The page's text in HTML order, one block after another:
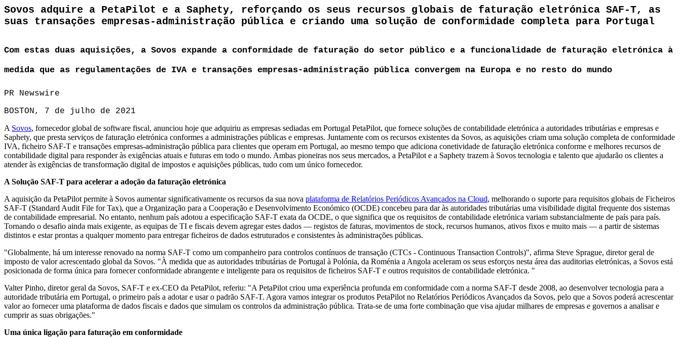
Sovos adquire a PetaPilot e a Saphety, reforçando os seus recursos globais de faturação eletrónica SAF-T, as
suas transações empresas-administração pública e criando uma solução de conformidade completa para Portugal
Com estas duas aquisições, a Sovos expande a conformidade de faturação do setor público e a funcionalidade de faturação eletrónica à
medida que as regulamentações de IVA e transações empresas-administração pública convergem na Europa e no resto do mundo
PR Newswire
BOSTON, 7 de julho de 2021
A Sovos, fornecedor global de software fiscal, anunciou hoje que adquiriu as empresas sediadas em Portugal PetaPilot, que fornece soluções de contabilidade eletrónica a autoridades tributárias e empresas e
Saphety, que presta serviços de faturação eletrónica conformes a administrações públicas e empresas. Juntamente com os recursos existentes da Sovos, as aquisições criam uma solução completa de conformidade
IVA, ficheiro SAF-T e transações empresas-administração pública para clientes que operam em Portugal, ao mesmo tempo que adiciona conetividade de faturação eletrónica conforme e melhores recursos de
contabilidade digital para responder às exigências atuais e futuras em todo o mundo. Ambas pioneiras nos seus mercados, a PetaPilot e a Saphety trazem à Sovos tecnologia e talento que ajudarão os clientes a
atender às exigências de transformação digital de impostos e aquisições públicas, tudo com um único fornecedor.
A Solução SAF-T para acelerar a adoção da faturação eletrónica
A aquisição da PetaPilot permite à Sovos aumentar significativamente os recursos da sua nova plataforma de Relatórios Periódicos Avançados na Cloud, melhorando o suporte para requisitos globais de Ficheiros
SAF-T (Standard Audit File for Tax), que a Organização para a Cooperação e Desenvolvimento Económico (OCDE) concebeu para dar às autoridades tributárias uma visibilidade digital frequente dos sistemas
de contabilidade empresarial. No entanto, nenhum país adotou a especificação SAF-T exata da OCDE, o que significa que os requisitos de contabilidade eletrónica variam substancialmente de país para país.
Tornando o desafio ainda mais exigente, as equipas de TI e fiscais devem agregar estes dados — registos de faturas, movimentos de stock, recursos humanos, ativos fixos e muito mais — a partir de sistemas
distintos e estar prontas a qualquer momento para entregar ficheiros de dados estruturados e consistentes às administrações públicas.
"Globalmente, há um interesse renovado na norma SAF-T como um companheiro para controlos contínuos de transação (CTCs - Continuous Transaction Controls)", afirma Steve Sprague, diretor geral de
imposto de valor acrescentado global da Sovos. "À medida que as autoridades tributárias de Portugal à Polónia, da Roménia a Angola aceleram os seus esforços nesta área das auditorias eletrónicas, a Sovos está
posicionada de forma única para fornecer conformidade abrangente e inteligente para os requisitos de ficheiros SAF-T e outros requisitos de contabilidade eletrónica. "
Valter Pinho, diretor geral da Sovos, SAF-T e ex-CEO da PetaPilot, referiu: "A PetaPilot criou uma experiência profunda em conformidade com a norma SAF-T desde 2008, ao desenvolver tecnologia para a
autoridade tributária em Portugal, o primeiro país a adotar e usar o padrão SAF-T. Agora vamos integrar os produtos PetaPilot no Relatórios Periódicos Avançados da Sovos, pelo que a Sovos poderá acrescentar
valor ao fornecer uma plataforma de dados fiscais e dados que simulam os controlos da administração pública. Trata-se de uma forte combinação que visa ajudar milhares de empresas e governos a analisar e
cumprir as suas obrigações."
Uma única ligação para faturação em conformidade